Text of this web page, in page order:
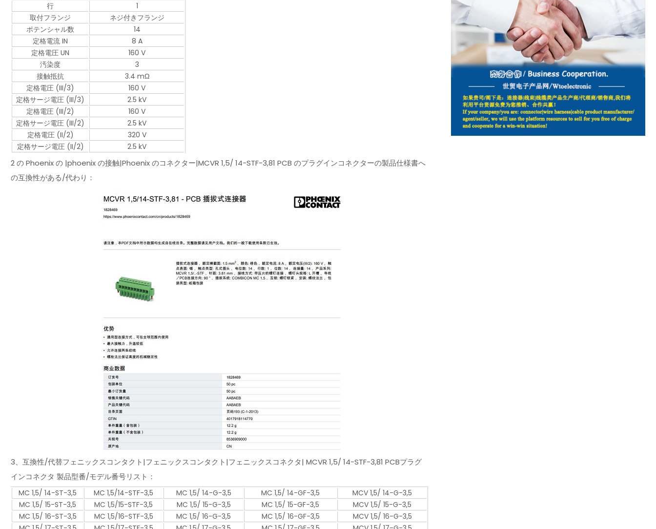
行
1
取付フランジ
ネジ付きフランジ
ポテンシャル数
14
定格電流 IN
8 A
定格電圧 UN
160 V
汚染度
3
接触抵抗
3.4 mΩ
定格電圧 (III/3)
160 V
定格サージ電圧 (III/3)
2.5 kV
定格電圧 (III/2)
160 V
定格サージ電圧 (III/2)
2.5 kV
定格電圧 (II/2)
320 V
定格サージ電圧 (II/2)
2.5 kV
2 の Phoenix の |phoenix の接触|Phoenix のコネクター|MCVR 1,5/ 14-STF-3,81 PCB のプラグインコネクターの製品仕様書へ
の互換性がある/代わり：
3、互換性/代替フェニックスコンタクト|フェニックスコンタクト|フェニックスコネクタ| MCVR 1,5/ 14-STF-3,81 PCBプラグ
インコネクタ 製品型番/モデル番号リスト：
MC 1,5/ 14-ST-3,5 MC 1,5/14-STF-3,5 MC 1,5/ 14-G-3,5 MC 1,5/ 14-GF-3,5
MCV 1,5/ 14-G-3,5
MC 1,5/ 15-ST-3,5
MC 1,5/15-STF-3,5 MC 1,5/ 15-G-3,5 MC 1,5/ 15-GF-3,5
MCV 1,5/ 15-G-3,5
MC 1,5/ 16-ST-3,5
MC 1,5/16-STF-3,5 MC 1,5/ 16-G-3,5 MC 1,5/ 16-GF-3,5
MCV 1,5/ 16-G-3,5